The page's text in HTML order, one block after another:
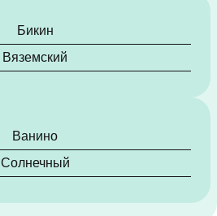
Бикин
Вяземский
Ванино
Солнечный